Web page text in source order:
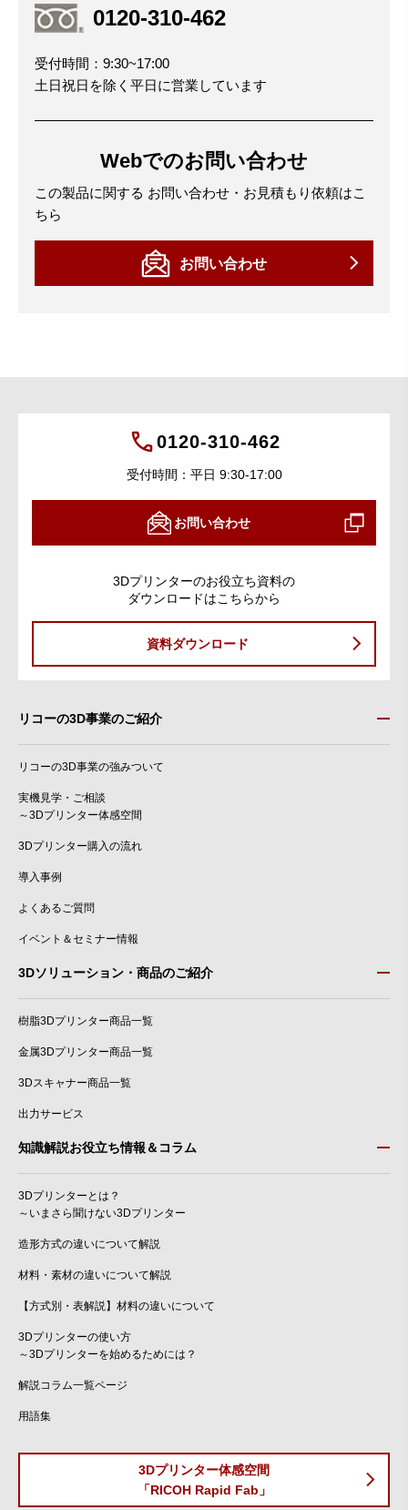
0120-310-462
受付時間：9:30~17:00
土日祝日を除く平日に営業しています
Webでのお問い合わせ
この製品に関する お問い合わせ・お見積もり依頼はこ
ちら
お問い合わせ
0120-310-462
受付時間：平日 9:30-17:00
お問い合わせ
3Dプリンターのお役立ち資料の
ダウンロードはこちらから
資料ダウンロード
リコーの3D事業のご紹介
リコーの3D事業の強みついて
実機見学・ご相談
～3Dプリンター体感空間
3Dプリンター購入の流れ
導入事例
よくあるご質問
イベント＆セミナー情報
3Dソリューション・商品のご紹介
樹脂3Dプリンター商品一覧
金属3Dプリンター商品一覧
3Dスキャナー商品一覧
出力サービス
知識解説お役立ち情報＆コラム
3Dプリンターとは？
～いまさら聞けない3Dプリンター
造形方式の違いについて解説
材料・素材の違いについて解説
【方式別・表解説】材料の違いについて
3Dプリンターの使い方
～3Dプリンターを始めるためには？
解説コラム一覧ページ
用語集
3Dプリンター体感空間
「RICOH Rapid Fab」